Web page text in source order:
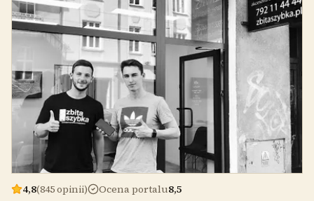
4,8(845 opinii) Ocena portalu8,5